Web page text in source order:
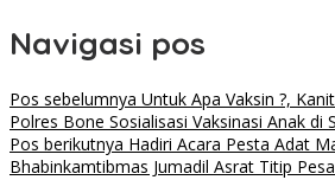
Navigasi pos
Pos sebelumnya Untuk Apa Vaksin ?,
Polres Bone Sosialisasi Vaksinasi Anak di
Pos berikutnya Hadiri Acara Pesta Adat
Bhabinkamtibmas Jumadil Asrat Titip